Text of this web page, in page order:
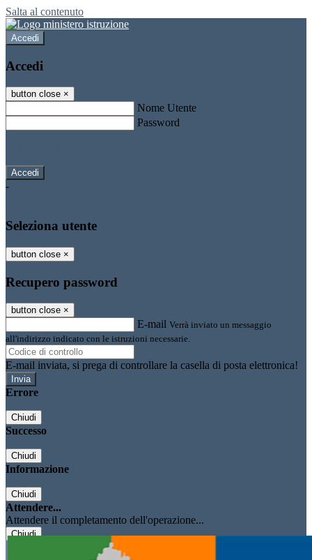
Salta al contenuto
Accedi
Accedi
button close ×
Nome Utente
Password
-
Seleziona utente
button close ×
Recupero password
button close ×
E-mail Verrà inviato un messaggio
all'indirizzo indicato con le istruzioni necessarie.
E-mail inviata, si prega di controllare la casella di posta elettronica!
Errore
Chiudi
Successo
Chiudi
Informazione
Chiudi
Attendere...
Attendere il completamento dell'operazione...
Chiudi